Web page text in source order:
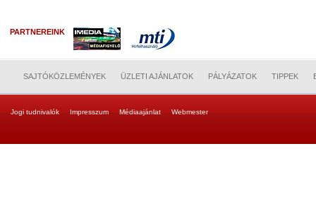
PARTNEREINK
SAJTÓKÖZLEMÉNYEK ÜZLETI AJÁNLATOK PÁLYÁZATOK TIPPEK
Jogi tudnivalók Impresszum Médiaajánlat Webmester